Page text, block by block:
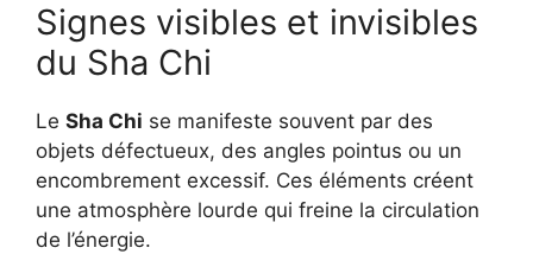
Signes visibles et invisibles
du Sha Chi
Le Sha Chi se manifeste souvent par des
objets défectueux, des angles pointus ou un
encombrement excessif. Ces éléments créent
une atmosphère lourde qui freine la circulation
de l’énergie.